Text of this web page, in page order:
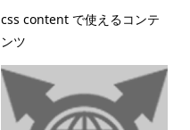
css content で使えるコンテ
ンツ